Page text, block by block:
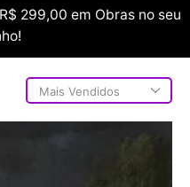
299,00 em Obras no seu